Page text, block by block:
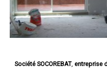
Société SOCOREBAT, entreprise